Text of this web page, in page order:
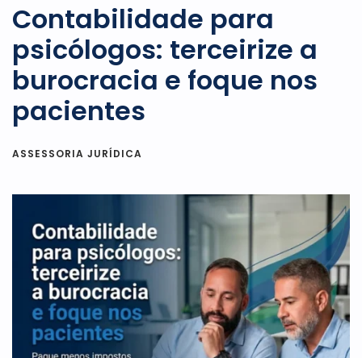
Contabilidade para
psicólogos: terceirize a
burocracia e foque nos
pacientes
ASSESSORIA JURÍDICA